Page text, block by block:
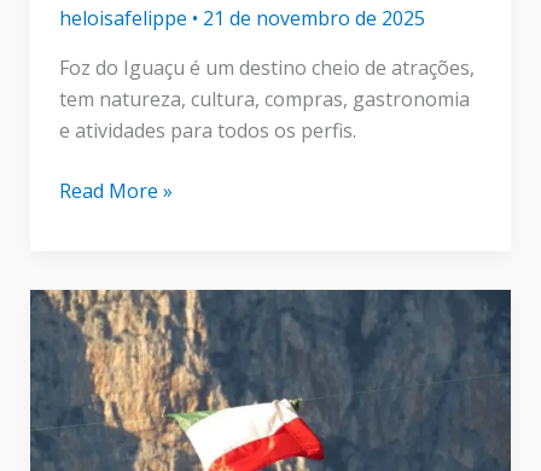
heloisafelippe • 21 de novembro de 2025
Foz do Iguaçu é um destino cheio de atrações,
tem natureza, cultura, compras, gastronomia
e atividades para todos os perfis.
5
em
Foz
do
Iguaçu
Read More »